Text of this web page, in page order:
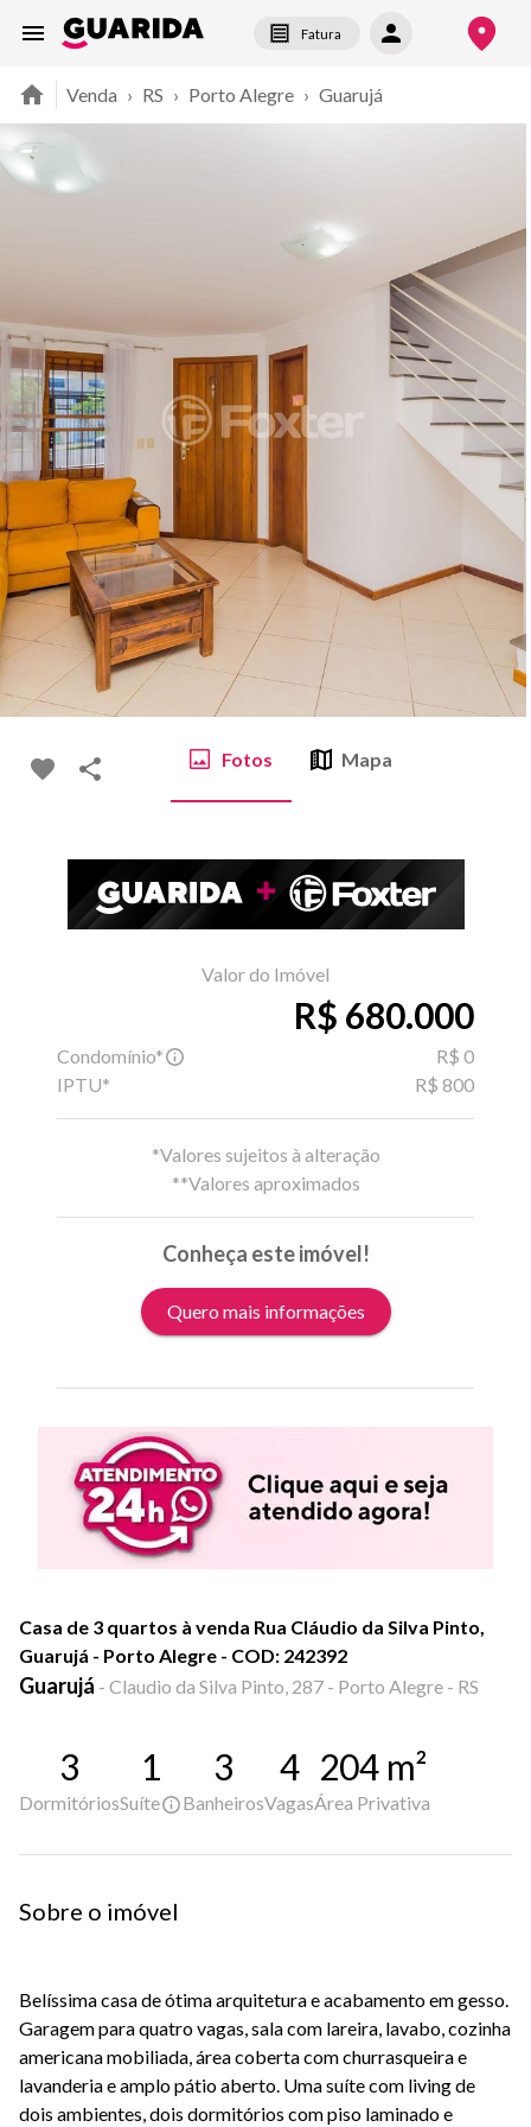
Fatura
Venda › RS › Porto Alegre › Guarujá
Fotos Mapa
Valor do Imóvel
R$ 680.000
Condomínio*
R$ 0
IPTU*
R$ 800
*Valores sujeitos à alteração
**Valores aproximados
Conheça este imóvel!
Quero mais informações
Casa de 3 quartos à venda Rua Cláudio da Silva Pinto,
Guarujá - Porto Alegre - COD: 242392
Guarujá - Claudio da Silva Pinto, 287 - Porto Alegre - RS
3
Dormitórios
1
Suíte
3
Banheiros
4
Vagas
204 m²
Área Privativa
Sobre o imóvel
Belíssima casa de ótima arquitetura e acabamento em gesso.
Garagem para quatro vagas, sala com lareira, lavabo, cozinha
americana mobiliada, área coberta com churrasqueira e
lavanderia e amplo pátio aberto. Uma suíte com living de
dois ambientes, dois dormitórios com piso laminado e